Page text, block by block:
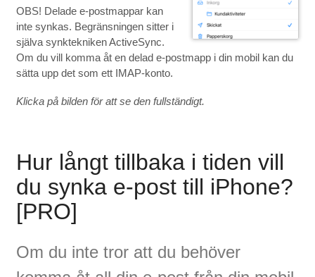
OBS! Delade e-postmappar kan
inte synkas. Begränsningen sitter i
själva synktekniken ActiveSync.
Om du vill komma åt en delad e-postmapp i din mobil kan du
sätta upp det som ett IMAP-konto.
Klicka på bilden för att se den fullständigt.
Hur långt tillbaka i tiden vill
du synka e-post till iPhone?
[PRO]
Om du inte tror att du behöver